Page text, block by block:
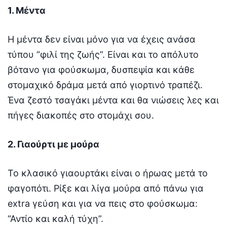
1. Μέντα
Η μέντα δεν είναι μόνο για να έχεις ανάσα
τύπου “φιλί της ζωής”. Είναι και το απόλυτο
βότανο για φούσκωμα, δυσπεψία και κάθε
στομαχικό δράμα μετά από γιορτινό τραπέζι.
Ένα ζεστό τσαγάκι μέντα και θα νιώσεις λες και
πήγες διακοπές στο στομάχι σου.
2. Γιαούρτι με μούρα
Το κλασικό γιαουρτάκι είναι ο ήρωας μετά το
φαγοπότι. Ρίξε και λίγα μούρα από πάνω για
extra γεύση και για να πεις στο φούσκωμα:
“Αντίο και καλή τύχη”.